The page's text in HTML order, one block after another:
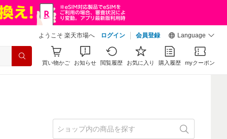
ようこそ 楽天市場へ ログイン 会員登録 Language
買い物かご お知らせ 閲覧履歴 お気に入り 購入履歴 myクーポン